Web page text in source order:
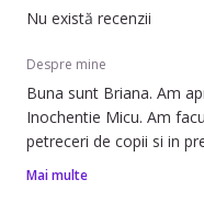
Nu există recenzii
Despre mine
Buna sunt Briana. Am
Inochentie Micu. Am
petreceri de copii si in
Am facut voluntariat la
Mai multe